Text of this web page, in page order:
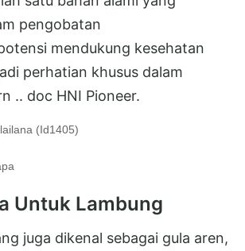
pengobatan
mendukung kesehatan
perhatian khusus dalam
.. doc HNI Pioneer.
(Id1405)
Untuk Lambung
juga dikenal sebagai gula aren,